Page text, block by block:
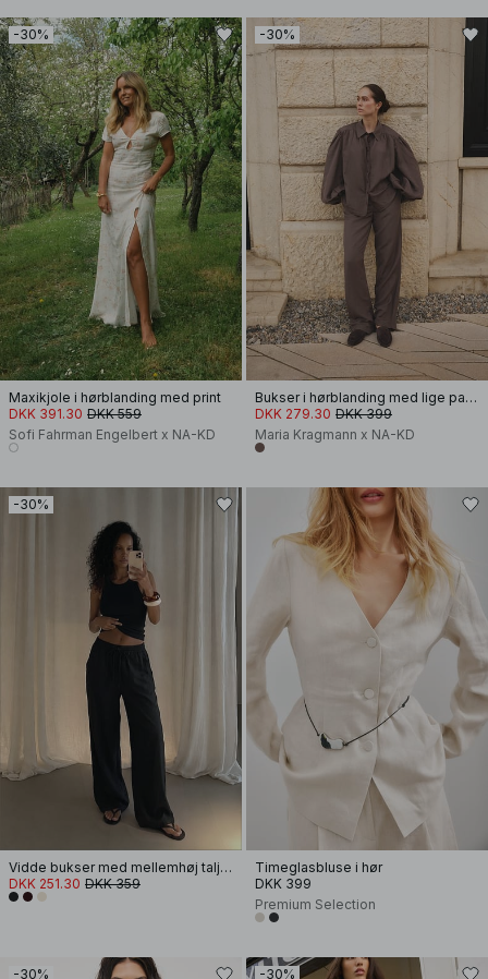
-30%
Maxikjole i hørblanding med print
DKK 391.30 DKK 559
Sofi Fahrman Engelbert x NA-KD
-30%
Bukser i hørblanding med lige pasform
DKK 279.30 DKK 399
Maria Kragmann x NA-KD
-30%
Vidde bukser med mellemhøj talje i viskoseblanding
DKK 251.30 DKK 359
Timeglasbluse i hør
DKK 399
Premium Selection
-30% -30%